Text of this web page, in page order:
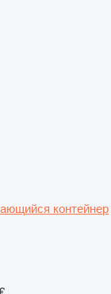
контейнер